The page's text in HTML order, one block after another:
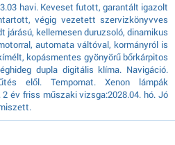
havi. Keveset futott, garantált igazolt
végig vezetett szervizkönyvves
járású, kellemesen duruzsoló, dinamikus
automata váltóval, kormányról is
kopásmentes gyönyörű bőrkárpitos
dupla digitális klíma. Navigáció.
elől. Tempomat. Xenon lámpák
év friss műszaki vizsga:2028.04. hó. Jó